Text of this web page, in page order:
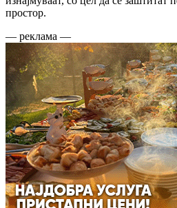
простор.
— реклама —